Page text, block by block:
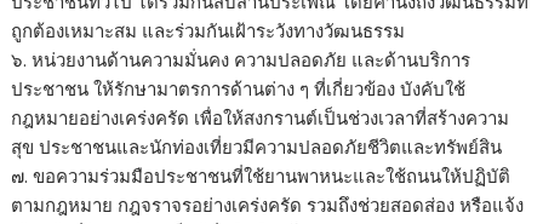
ถูกต้องเหมาะสม และร่วมกันเฝ้าระวังทางวัฒนธรรม
๖. หน่วยงานด้านความมั่นคง ความปลอดภัย และด้านบริการ
ประชาชน ให้รักษามาตรการด้านต่าง ๆ ที่เกี่ยวข้อง บังคับใช้
กฎหมายอย่างเคร่งครัด เพื่อให้สงกรานต์เป็นช่วงเวลาที่สร้างความ
สุข ประชาชนและนักท่องเที่ยวมีความปลอดภัยชีวิตและทรัพย์สิน
๗. ขอความร่วมมือประชาชนที่ใช้ยานพาหนะและใช้ถนนให้ปฏิบัติ
ตามกฎหมาย กฎจราจรอย่างเคร่งครัด รวมถึงช่วยสอดส่อง หรือแจ้ง